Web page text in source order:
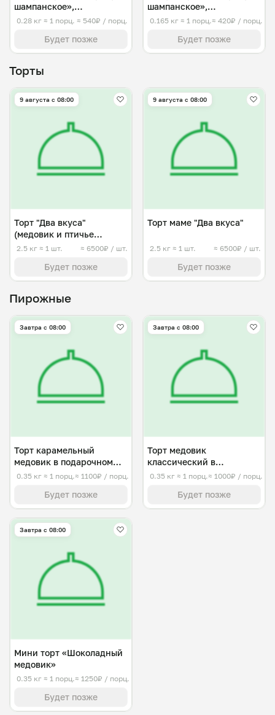
шампанское»,
алкогольный средний
0.28 кг ≈ 1 порц. ≈ 540₽ / порц.
Будет позже
шампанское»,
алкогольный малый
0.165 кг ≈ 1 порц.≈ 420₽ / порц.
Будет позже
Торты
9 августа с 08:00
Торт "Два вкуса"
(медовик и птичье
молоко)
2.5 кг ≈ 1 шт. ≈ 6500₽ / шт.
Будет позже
9 августа с 08:00
Торт маме "Два вкуса"
2.5 кг ≈ 1 шт. ≈ 6500₽ / шт.
Будет позже
Пирожные
Завтра c 08:00
Торт карамельный
медовик в подарочном
варианте
0.35 кг ≈ 1 порц.≈ 1100₽ / порц.
Будет позже
Завтра c 08:00
Торт медовик
классический в
подарочной упаковке
0.35 кг ≈ 1 порц.≈ 1000₽ / порц.
Будет позже
Завтра c 08:00
Мини торт «Шоколадный
медовик»
0.35 кг ≈ 1 порц.≈ 1250₽ / порц.
Будет позже